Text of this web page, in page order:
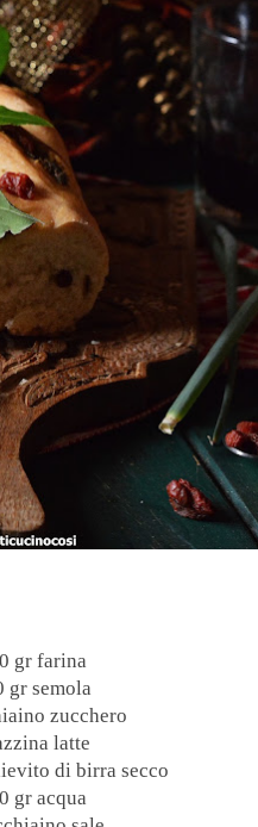
gr farina
gr semola
zucchero
latte
di birra secco
gr acqua